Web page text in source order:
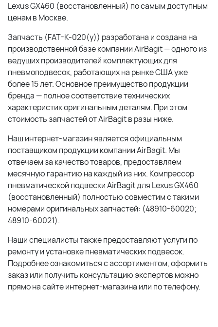
Lexus GX460 (восстановленный) по самым доступным
ценам в Москве.
Запчасть (FAT-K-020(y)) разработана и создана на
производственной базе компании AirBagit — одного из
ведущих производителей комплектующих для
пневмоподвесок, работающих на рынке США уже
более 15 лет. Основное преимущество продукции
бренда — полное соответствие технических
характеристик оригинальным деталям. При этом
стоимость запчастей от AirBagit в разы ниже.
Наш интернет-магазин является официальным
поставщиком продукции компании AirBagit. Мы
отвечаем за качество товаров, предоставляем
месячную гарантию на каждый из них. Компрессор
пневматической подвески AirBagit для Lexus GX460
(восстановленный) полностью совместим с такими
номерами оригинальных запчастей: (48910-60020;
48910-60021).
Наши специалисты также предоставляют услуги по
ремонту и установке пневматических подвесок.
Подробнее ознакомиться с ассортиментом, оформить
заказ или получить консультацию экспертов можно
прямо на сайте интернет-магазина или по телефону.